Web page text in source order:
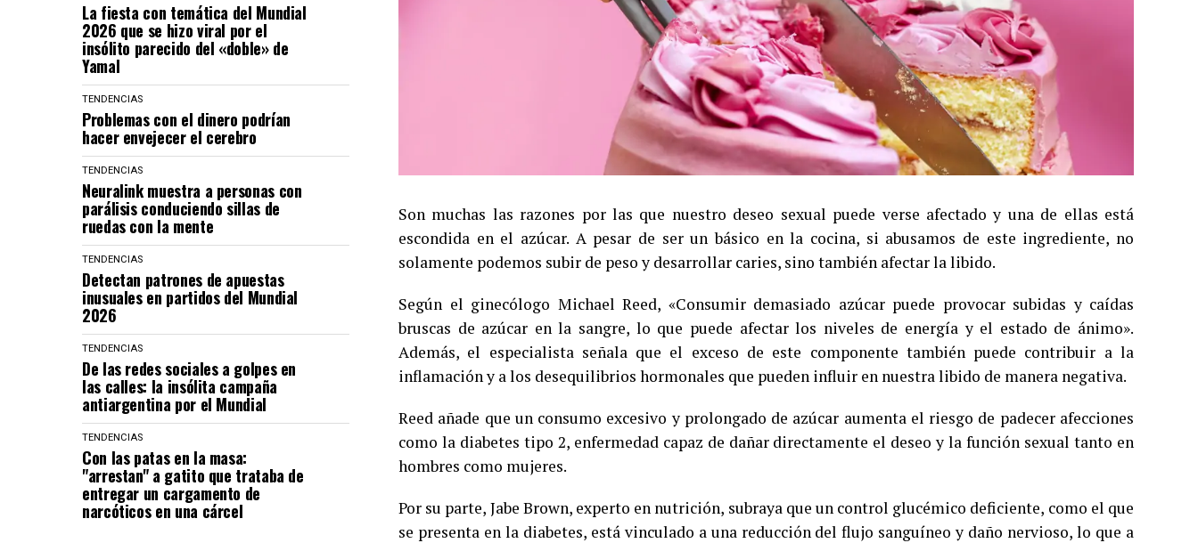
La fiesta con temática del Mundial
2026 que se hizo viral por el
insólito parecido del «doble» de
Yamal
TENDENCIAS
Problemas con el dinero podrían
hacer envejecer el cerebro
TENDENCIAS
Neuralink muestra a personas con
parálisis conduciendo sillas de
ruedas con la mente
TENDENCIAS
Detectan patrones de apuestas
inusuales en partidos del Mundial
2026
TENDENCIAS
De las redes sociales a golpes en
las calles: la insólita campaña
antiargentina por el Mundial
TENDENCIAS
Con las patas en la masa:
"arrestan" a gatito que trataba de
entregar un cargamento de
narcóticos en una cárcel
Son muchas las razones por las que nuestro deseo sexual puede verse afectado y una de ellas está
escondida en el azúcar. A pesar de ser un básico en la cocina, si abusamos de este ingrediente, no
solamente podemos subir de peso y desarrollar caries, sino también afectar la libido.
Según el ginecólogo Michael Reed, «Consumir demasiado azúcar puede provocar subidas y caídas
bruscas de azúcar en la sangre, lo que puede afectar los niveles de energía y el estado de ánimo».
Además, el especialista señala que el exceso de este componente también puede contribuir a la
inflamación y a los desequilibrios hormonales que pueden influir en nuestra libido de manera negativa.
Reed añade que un consumo excesivo y prolongado de azúcar aumenta el riesgo de padecer afecciones
como la diabetes tipo 2, enfermedad capaz de dañar directamente el deseo y la función sexual tanto en
hombres como mujeres.
Por su parte, Jabe Brown, experto en nutrición, subraya que un control glucémico deficiente, como el que
se presenta en la diabetes, está vinculado a una reducción del flujo sanguíneo y daño nervioso, lo que a